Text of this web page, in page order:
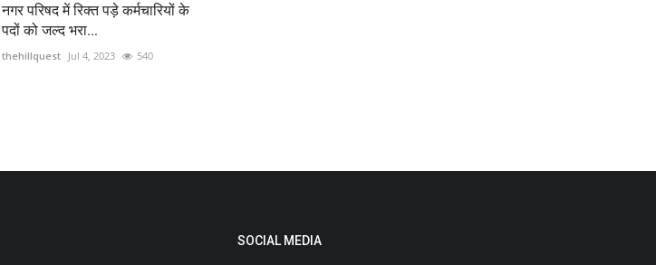
नगर परिषद में रिक्त पड़े कर्मचारियों के
पदों को जल्द भरा...
thehillquest Jul 4, 2023 540
SOCIAL MEDIA